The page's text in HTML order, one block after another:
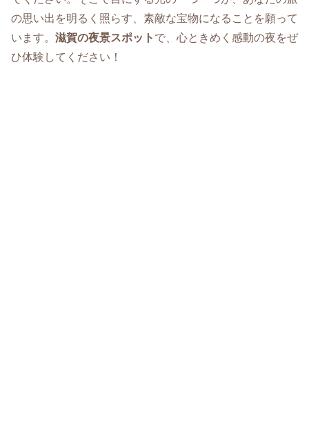
の思い出を明るく照らす、素敵な宝物になることを願って
います。 滋賀の夜景スポット で、心ときめく感動の夜をぜ
ひ体験してください！